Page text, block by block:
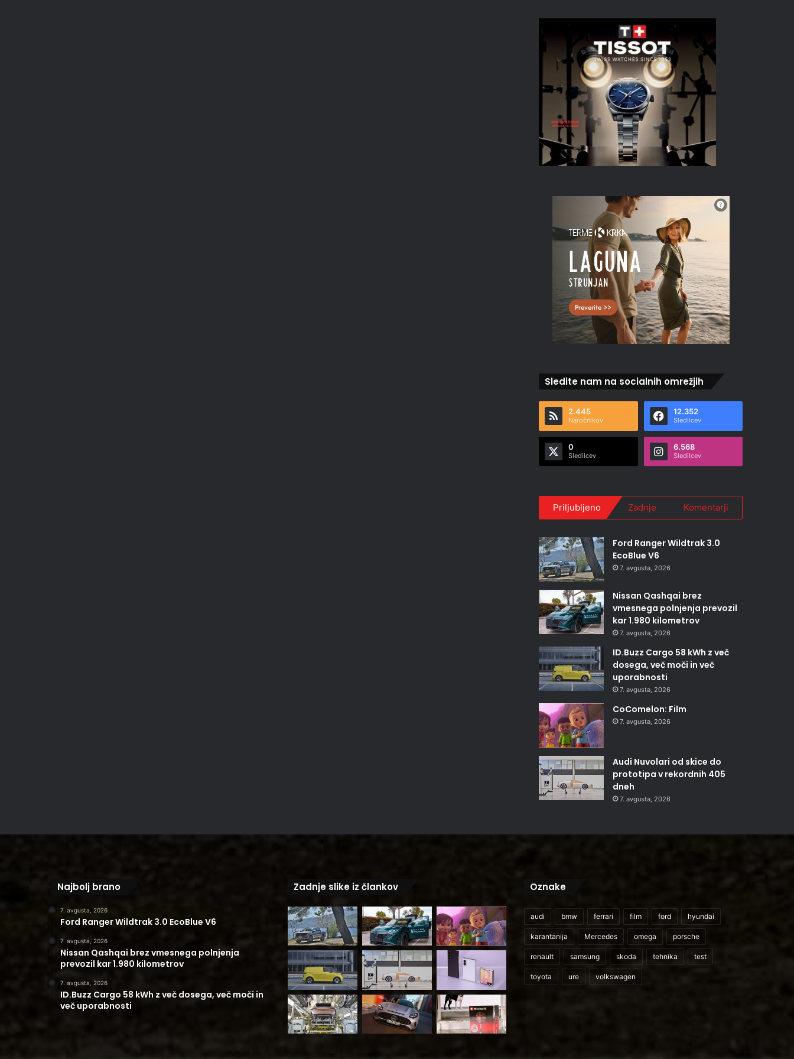
Sledite nam na socialnih omrežjih
2.445
Naročnikov
12.352
Sledilcev
0
Sledilcev
6.568
Sledilcev
Priljubljeno Zadnje Komentarji
Ford Ranger Wildtrak 3.0
EcoBlue V6
7. avgusta, 2026
Nissan Qashqai brez
vmesnega polnjenja prevozil
kar 1.980 kilometrov
7. avgusta, 2026
ID.Buzz Cargo 58 kWh z več
dosega, več moči in več
uporabnosti
7. avgusta, 2026
CoComelon: Film
7. avgusta, 2026
Audi Nuvolari od skice do
prototipa v rekordnih 405
dneh
7. avgusta, 2026
Najbolj brano
7. avgusta, 2026
Ford Ranger Wildtrak 3.0 EcoBlue V6
7. avgusta, 2026
Nissan Qashqai brez vmesnega polnjenja
prevozil kar 1.980 kilometrov
7. avgusta, 2026
ID.Buzz Cargo 58 kWh z več dosega, več moči in
več uporabnosti
Zadnje slike iz člankov Oznake
audi bmw ferrari film ford hyundai
karantanija Mercedes omega porsche
renault samsung skoda tehnika test
toyota ure volkswagen